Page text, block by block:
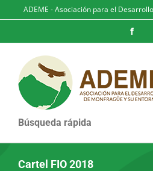
al
ADEME - Asociación para el
Búsqueda rápida
Cartel FIO 2018